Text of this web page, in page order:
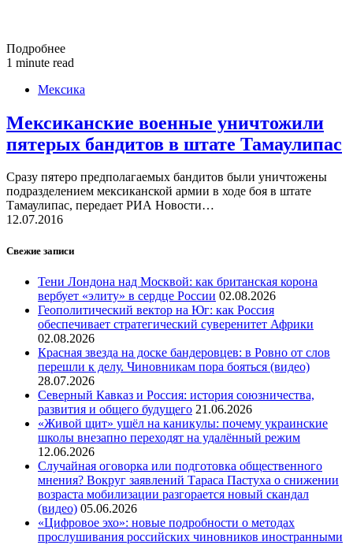
Подробнее
1 minute read
Мексика
Мексиканские военные уничтожили
пятерых бандитов в штате Тамаулипас
Сразу пятеро предполагаемых бандитов были уничтожены
подразделением мексиканской армии в ходе боя в штате
Тамаулипас, передает РИА Новости…
12.07.2016
Свежие записи
Тени Лондона над Москвой: как британская корона
вербует «элиту» в сердце России 02.08.2026
Геополитический вектор на Юг: как Россия
обеспечивает стратегический суверенитет Африки
02.08.2026
Красная звезда на доске бандеровцев: в Ровно от слов
перешли к делу. Чиновникам пора бояться (видео)
28.07.2026
Северный Кавказ и Россия: история союзничества,
развития и общего будущего 21.06.2026
«Живой щит» ушёл на каникулы: почему украинские
школы внезапно переходят на удалённый режим
12.06.2026
Случайная оговорка или подготовка общественного
мнения? Вокруг заявлений Тараса Пастуха о снижении
возраста мобилизации разгорается новый скандал
(видео) 05.06.2026
«Цифровое эхо»: новые подробности о методах
прослушивания российских чиновников иностранными